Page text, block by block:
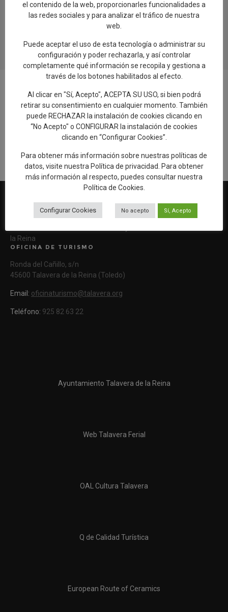
Añadir reseña en Google
Rellenar encuesta de calidad
la Reina
OFICINA DE TURISMO
Ronda del Cañillo, s/n
45600 Talavera de la Reina (Toledo)
Email: oficinaturismo@talavera.org
Teléfono: 925 82 63 22
Ayuntamiento Talavera de la Reina
Web Talavera Ferial
OAL Cultura Talavera
Q de Calidad Turística
European Route of Ceramics
el contenido de la web, proporcionarles funcionalidades a
las redes sociales y para analizar el tráfico de nuestra
web.
Puede aceptar el uso de esta tecnología o administrar su
configuración y poder rechazarla, y así controlar
completamente qué información se recopila y gestiona a
través de los botones habilitados al efecto.
Al clicar en "Sí, Acepto", ACEPTA SU USO, si bien podrá
retirar su consentimiento en cualquier momento. También
puede RECHAZAR la instalación de cookies clicando en
“No Acepto" o CONFIGURAR la instalación de cookies
clicando en “Configurar Cookies”.
Para obtener más información sobre nuestras políticas de
datos, visite nuestra Política de privacidad
. Para obtener
más información al respecto, puedes consultar nuestra
Política de Cookies
Configurar Cookies No acepto Sí, Acepto